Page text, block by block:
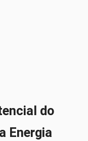
do
Energia